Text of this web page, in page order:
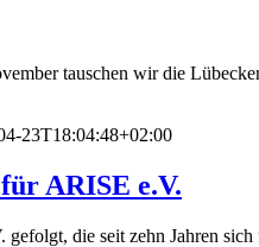
tauschen wir die
23T18:04:48+02:00
ARISE e.V.
die seit zehn Jahren